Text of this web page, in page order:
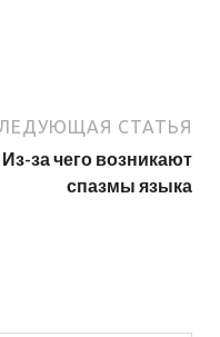
СТАТЬЯ
Из-за чего возникают
спазмы языка